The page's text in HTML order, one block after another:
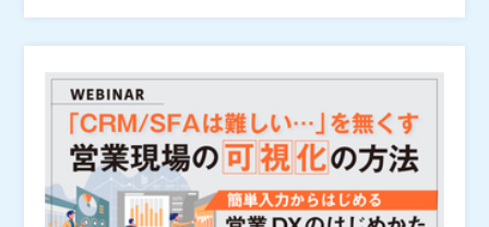
えてご紹介いたしますので、グループウェアの乗り換え
等をご検討されている方はぜひご参加ください。
株式会社オープンソース活用研究所（） マジセミ株式
会社（）